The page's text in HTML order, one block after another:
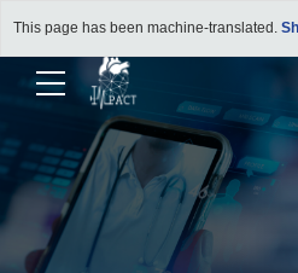
This page has been machine-translated.